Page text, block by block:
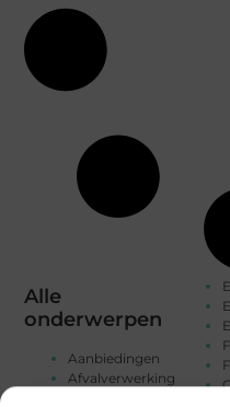
Alle
onderwerpen
Aanbiedingen
Afvalverwerking